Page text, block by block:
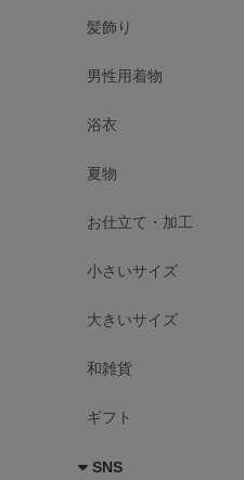
髪飾り
男性用着物
浴衣
夏物
お仕立て・加工
小さいサイズ
大きいサイズ
和雑貨
ギフト
SNS